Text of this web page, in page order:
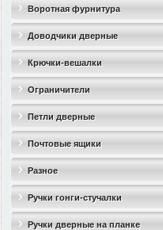
Воротная фурнитура
Доводчики дверные
Крючки-вешалки
Ограничители
дверные(стопоры)
Петли дверные
Почтовые ящики
Разное
Ручки гонги-стучалки
Ручки дверные на планке